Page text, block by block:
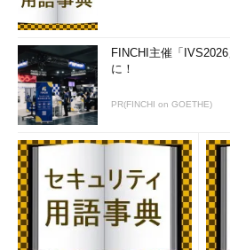
FINCHI主催「
に！
PR(FINCHI on GOETHE)